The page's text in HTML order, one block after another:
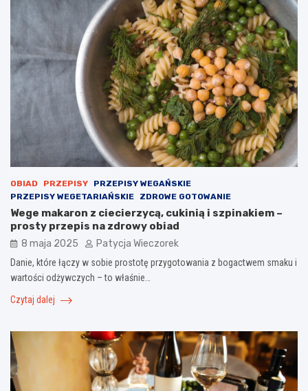
OBIAD PRZEPISY
PRZEPISY WEGAŃSKIE
PRZEPISY WEGETARIAŃSKIE
ZDROWE GOTOWANIE
Wege makaron z ciecierzycą, cukinią i szpinakiem –
prosty przepis na zdrowy obiad
8 maja 2025 Patycja Wieczorek
Danie, które łączy w sobie prostotę przygotowania z bogactwem smaku i
wartości odżywczych – to właśnie…
Czytaj dalej